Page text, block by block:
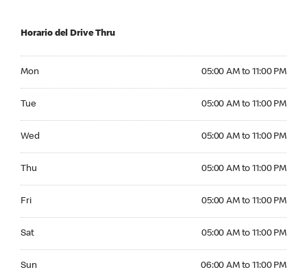
Horario del Drive Thru
Mon 05:00 AM to 11:00 PM
Tue 05:00 AM to 11:00 PM
Wed 05:00 AM to 11:00 PM
Thu 05:00 AM to 11:00 PM
Fri 05:00 AM to 11:00 PM
Sat 05:00 AM to 11:00 PM
Sun 06:00 AM to 11:00 PM